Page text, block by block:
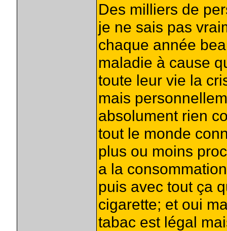
Des milliers de
je ne sais pas
chaque année
maladie à cause
toute leur vie la
mais
absolument rien
tout le monde
plus ou moins
a la
puis avec tout ça
cigarette; et oui
tabac est légal